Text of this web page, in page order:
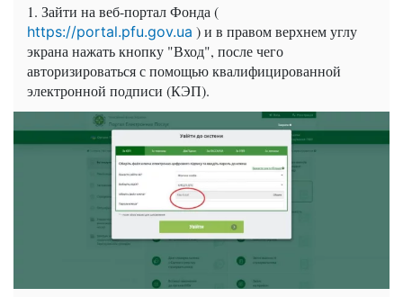
1. Зайти на веб-портал Фонда (
https://portal.pfu.gov.ua ) и в правом верхнем углу
экрана нажать кнопку "Вход", после чего
авторизироваться с помощью квалифицированной
электронной подписи (КЭП).